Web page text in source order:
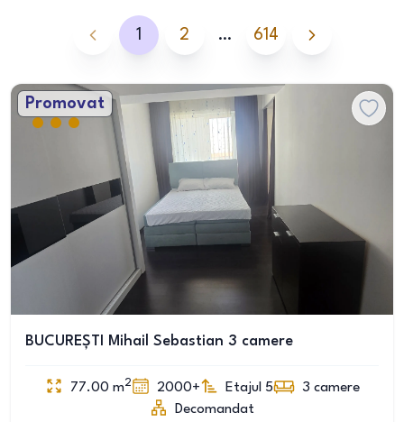
1 2 … 614
Promovat
BUCUREȘTI Mihail Sebastian 3 camere
77.00 m2 2000+ Etajul 5 3 camere
Decomandat